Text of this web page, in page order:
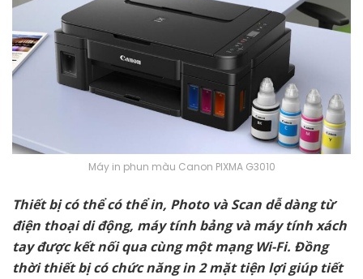
Máy in phun màu Canon PIXMA G3010
Thiết bị có thể có thể in, Photo và Scan dễ dàng từ
điện thoại di động, máy tính bảng và máy tính xách
tay được kết nối qua cùng một mạng Wi-Fi. Đồng
thời thiết bị có chức năng in 2 mặt tiện lợi giúp tiết